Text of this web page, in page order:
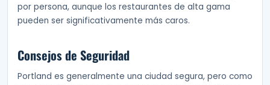
por persona, aunque los restaurantes de alta gama
pueden ser significativamente más caros.
Consejos de Seguridad
Portland es generalmente una ciudad segura, pero como